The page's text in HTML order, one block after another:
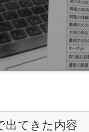
出てきた内容